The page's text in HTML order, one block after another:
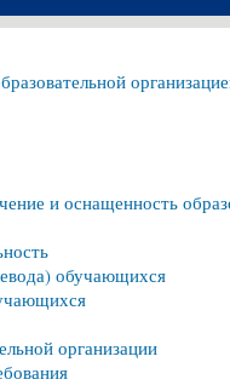
и оснащенность
обучающихся
организации